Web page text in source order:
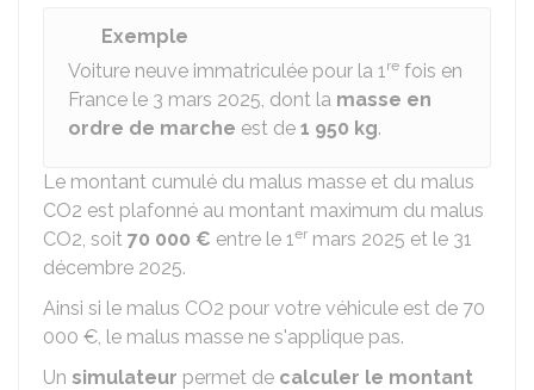
Exemple
Voiture neuve immatriculée pour la 1re fois en
France le 3 mars 2025, dont la masse en
ordre de marche est de 1 950 kg.
Le montant cumulé du malus masse et du malus
CO2 est plafonné au montant maximum du malus
CO2, soit 70 000 € entre le 1er mars 2025 et le 31
décembre 2025.
Ainsi si le malus CO2 pour votre véhicule est de 70
000 €, le malus masse ne s'applique pas.
Un simulateur permet de calculer le montant